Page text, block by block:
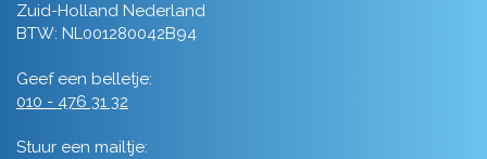
Zuid-Holland Nederland
BTW: NL001280042B94
Geef een belletje:
010 - 476 31 32
Stuur een mailtje: